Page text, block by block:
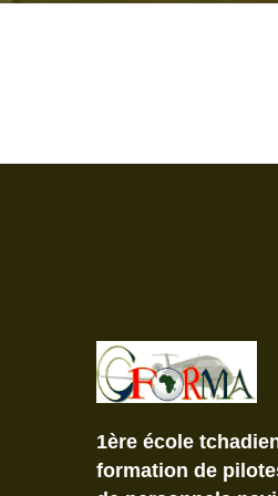
1ère école
formation de